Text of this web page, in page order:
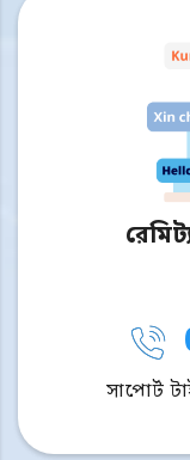
সাপোর্ট